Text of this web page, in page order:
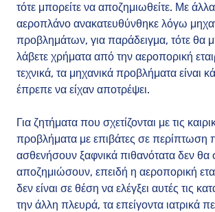
τότε μπορείτε να αποζημιωθείτε. Με
αεροπλάνο ανακατευθύνθηκε λόγω
προβλημάτων, για παράδειγμα, τότε θα
λάβετε χρήματα από την αεροπορική
τεχνικά, τα μηχανικά προβλήματα είναι
έπρεπε να είχαν αποτρέψει.
Για ζητήματα που σχετίζονται με τις
προβλήματα με επιβάτες σε περίπτωση
ασθενήσουν ξαφνικά πιθανότατα δεν θα
αποζημιώσουν, επειδή η αεροπορική
δεν είναι σε θέση να ελέγξει αυτές τις
την άλλη πλευρά, τα επείγοντα ιατρικά